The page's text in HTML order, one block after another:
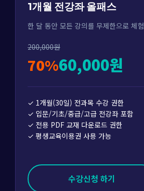
1개월 전강좌 올패스
한 달 동안 모든 강의를 무제한으로 체험
200,000원
70%60,000원
✓ 1개월(30일) 전과목 수강 권한
✓ 입문/기초/중급/고급 전강좌 포함
✓ 전용 PDF 교재 다운로드 권한
✓ 평생교육이용권 사용 가능
수강신청 하기